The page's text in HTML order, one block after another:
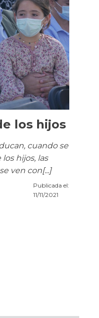
los hijos
cuando se
hijos, las
ven con[...]
Publicada el:
11/11/2021